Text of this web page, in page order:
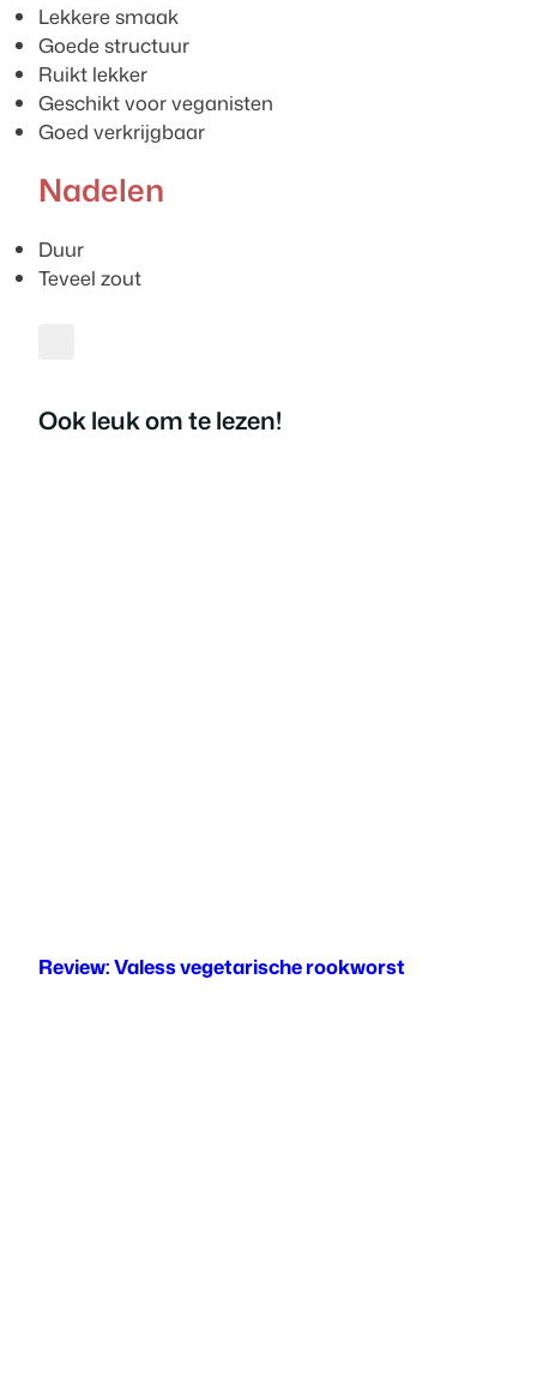
Lekkere smaak
Goede structuur
Ruikt lekker
Geschikt voor veganisten
Goed verkrijgbaar
Nadelen
Duur
Teveel zout
Ook leuk om te lezen!
Review: Valess vegetarische rookworst